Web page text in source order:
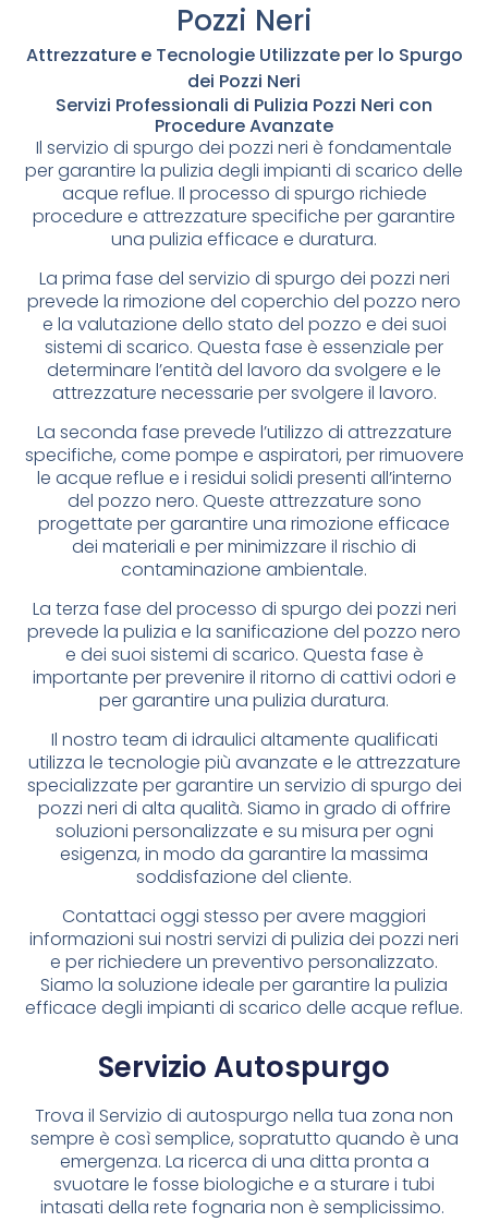
Pozzi Neri
Attrezzature e Tecnologie Utilizzate per lo Spurgo
dei Pozzi Neri
Servizi Professionali di Pulizia Pozzi Neri con
Procedure Avanzate
Il servizio di spurgo dei pozzi neri è fondamentale
per garantire la pulizia degli impianti di scarico delle
acque reflue. Il processo di spurgo richiede
procedure e attrezzature specifiche per garantire
una pulizia efficace e duratura.
La prima fase del servizio di spurgo dei pozzi neri
prevede la rimozione del coperchio del pozzo nero
e la valutazione dello stato del pozzo e dei suoi
sistemi di scarico. Questa fase è essenziale per
determinare l’entità del lavoro da svolgere e le
attrezzature necessarie per svolgere il lavoro.
La seconda fase prevede l’utilizzo di attrezzature
specifiche, come pompe e aspiratori, per rimuovere
le acque reflue e i residui solidi presenti all’interno
del pozzo nero. Queste attrezzature sono
progettate per garantire una rimozione efficace
dei materiali e per minimizzare il rischio di
contaminazione ambientale.
La terza fase del processo di spurgo dei pozzi neri
prevede la pulizia e la sanificazione del pozzo nero
e dei suoi sistemi di scarico. Questa fase è
importante per prevenire il ritorno di cattivi odori e
per garantire una pulizia duratura.
Il nostro team di idraulici altamente qualificati
utilizza le tecnologie più avanzate e le attrezzature
specializzate per garantire un servizio di spurgo dei
pozzi neri di alta qualità. Siamo in grado di offrire
soluzioni personalizzate e su misura per ogni
esigenza, in modo da garantire la massima
soddisfazione del cliente.
Contattaci oggi stesso per avere maggiori
informazioni sui nostri servizi di pulizia dei pozzi neri
e per richiedere un preventivo personalizzato.
Siamo la soluzione ideale per garantire la pulizia
efficace degli impianti di scarico delle acque reflue.
Servizio Autospurgo
Trova il Servizio di autospurgo nella tua zona non
sempre è così semplice, sopratutto quando è una
emergenza. La ricerca di una ditta pronta a
svuotare le fosse biologiche e a sturare i tubi
intasati della rete fognaria non è semplicissimo.